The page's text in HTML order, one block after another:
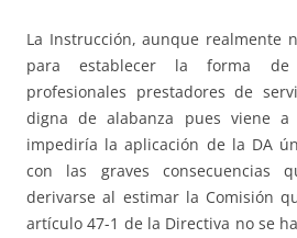
La Instrucción, aunque realmente
para establecer la forma
profesionales prestadores de
digna de alabanza pues viene
impediría la aplicación de la DA
con las graves consecuencias
derivarse al estimar la Comisión
artículo 47-1 de la Directiva no se